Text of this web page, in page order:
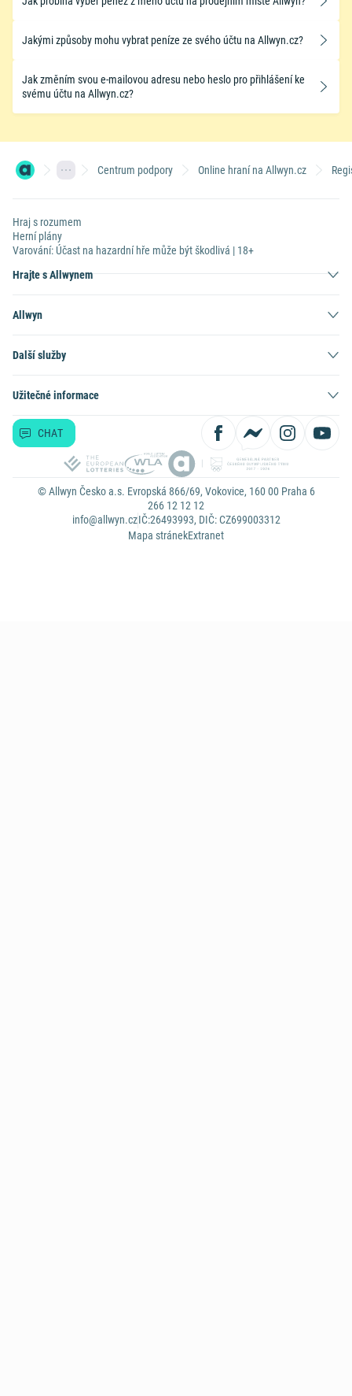
Jakými způsoby mohu vybrat peníze ze svého účtu na Allwyn.cz?
Jak změním svou e-mailovou adresu nebo heslo pro přihlášení ke
svému účtu na Allwyn.cz?
Centrum podpory Online hraní na Allwyn.cz
Hraj s rozumem
Herní plány
Varování: Účast na hazardní hře může být škodlivá | 18+
Hrajte s Allwynem
Allwyn
Další služby
Užitečné informace
CHAT
© Allwyn Česko a.s. Evropská 866/69, Vokovice, 160 00 Praha 6
266 12 12 12
info@allwyn.czIČ:26493993, DIČ: CZ699003312
Mapa stránekExtranet